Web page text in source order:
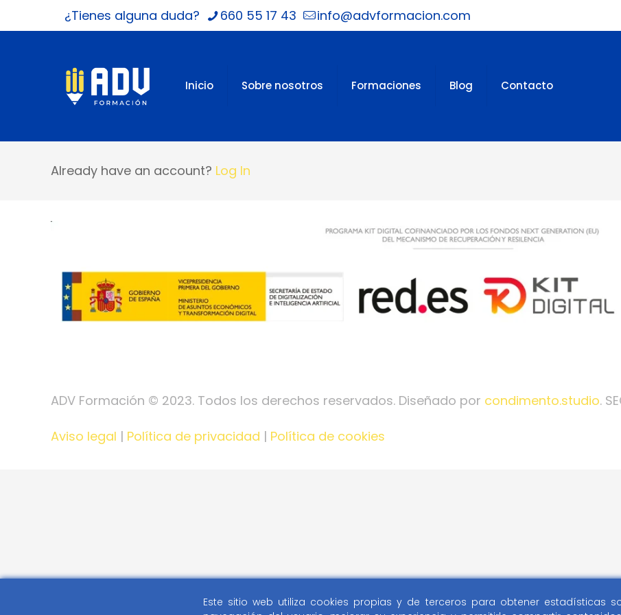
¿Tienes alguna duda? 660 55 17 43 info@advformacion.com
Inicio Sobre nosotros Formaciones Blog Contacto
Already have an account? Log In
ADV Formación © 2023. Todos los derechos reservados. Diseñado por condimento.studio.
Aviso legal | Política de privacidad | Política de cookies
Este sitio web utiliza cookies propias y de terceros para obtener estadísticas